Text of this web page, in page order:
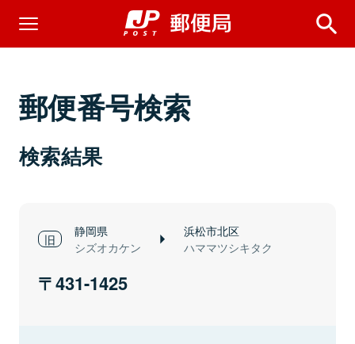
郵便番号検索
検索結果
静岡県
シズオカケン
浜松市北区
ハママツシキタク
431-1425